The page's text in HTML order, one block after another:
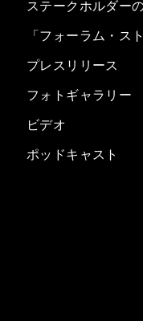
ステークホルダー
「フォーラム・ス
プレスリリース
フォトギャラリー
ビデオ
ポッドキャスト